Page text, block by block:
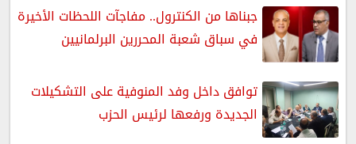
جبناها من الكنترول.. مفاجآت اللحظات الأخيرة
في سباق شعبة المحررين البرلمانيين
توافق داخل وفد المنوفية على التشكيلات
الجديدة ورفعها لرئيس الحزب